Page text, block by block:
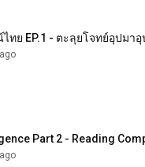
ไทย EP.1 - ตะลุยโจทย์อุปมา
Part 2 - Reading